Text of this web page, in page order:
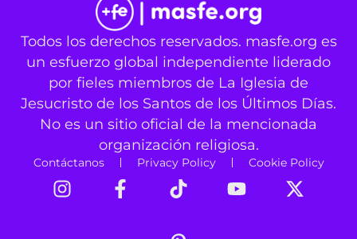
Todos los derechos reservados. masfe.org es
un esfuerzo global independiente liderado
por fieles miembros de La Iglesia de
Jesucristo de los Santos de los Últimos Días.
No es un sitio oficial de la mencionada
organización religiosa.
Contáctanos Privacy Policy Cookie Policy